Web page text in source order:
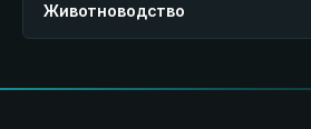
Животноводство